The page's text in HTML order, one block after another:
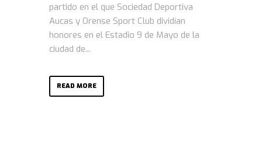
partido en el que Sociedad Deportiva
Aucas y Orense Sport Club dividían
honores en el Estadio 9 de Mayo de la
ciudad de...
READ MORE